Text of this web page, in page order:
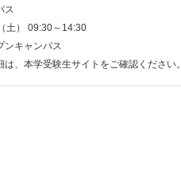
ス
土） 09:30～14:30
ンキャンパス
は、本学受験生サイトをご確認ください。